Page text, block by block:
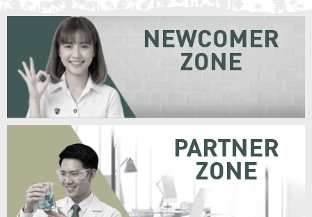
NEWCOMER
ZONE
PARTNER
ZONE